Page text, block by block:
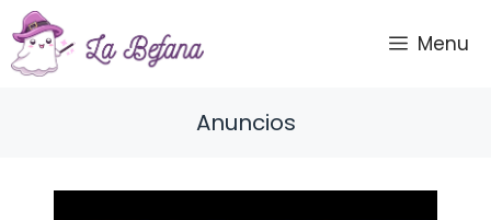
Saltar
al
contenido
Menu
Anuncios